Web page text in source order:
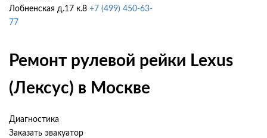
Лобненская д.17 к.8 +7 (499) 450-63-
77
Ремонт рулевой рейки Lexus
(Лексус) в Москве
Диагностика
Заказать эвакуатор